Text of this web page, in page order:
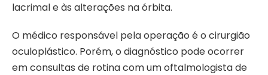
lacrimal e às alterações na órbita.
O médico responsável pela operação é o cirurgião
oculoplástico. Porém, o diagnóstico pode ocorrer
em consultas de rotina com um oftalmologista de